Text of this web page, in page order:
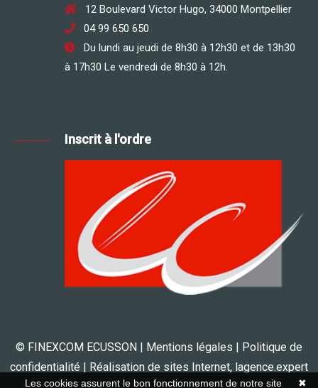
12 Boulevard Victor Hugo, 34000 Montpellier
04 99 650 650
Du lundi au jeudi de 8h30 à 12h30 et de 13h30
à 17h30 Le vendredi de 8h30 à 12h.
Inscrit à l'ordre
© FINEXCOM ECUSSON | Mentions légales
Politique de
confidentialité | Réalisation de sites Internet, lagence.expert
✖
Les cookies assurent le bon fonctionnement de notre site